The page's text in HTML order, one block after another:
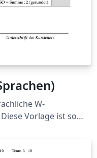
W-
Schüler in der Datei